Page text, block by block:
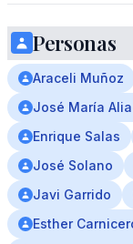
Personas
Araceli Muñoz
José María
Enrique Salas
José Solano
Javi Garrido
Esther